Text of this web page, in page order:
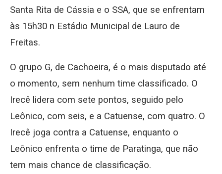
Santa Rita de Cássia e o SSA, que se enfrentam
às 15h30 n Estádio Municipal de Lauro de
Freitas.
O grupo G, de Cachoeira, é o mais disputado até
o momento, sem nenhum time classificado. O
Irecê lidera com sete pontos, seguido pelo
Leônico, com seis, e a Catuense, com quatro. O
Irecê joga contra a Catuense, enquanto o
Leônico enfrenta o time de Paratinga, que não
tem mais chance de classificação.